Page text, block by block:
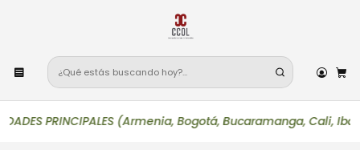
PRINCIPALES (Armenia, Bogotá, Bucaramanga, Cali,